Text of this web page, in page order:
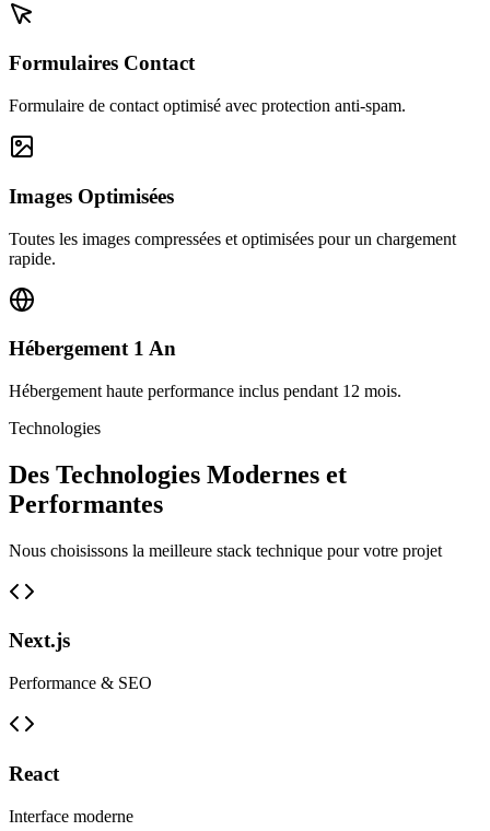
Formulaires Contact
Formulaire de contact optimisé avec protection anti-spam.
Images Optimisées
Toutes les images compressées et optimisées pour un chargement
rapide.
Hébergement 1 An
Hébergement haute performance inclus pendant 12 mois.
Technologies
Des Technologies Modernes et
Performantes
Nous choisissons la meilleure stack technique pour votre projet
Next.js
Performance & SEO
React
Interface moderne